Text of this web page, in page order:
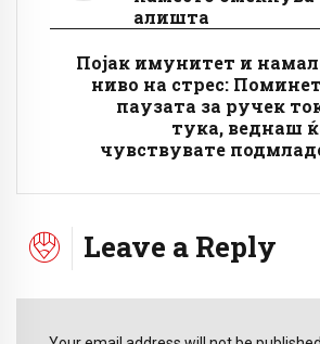
алишта
Појак имунитет и
ниво на стрес:
паузата за ручек
тука, веднаш
чувствувате
Leave a Reply